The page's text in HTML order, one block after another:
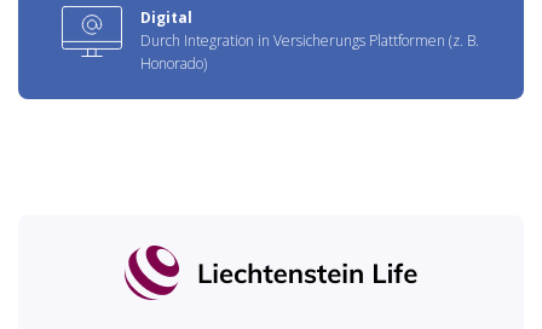
Digital
Durch Integration in Versicherungs Plattformen (z. B.
Honorado)